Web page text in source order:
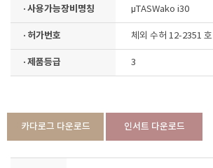
· 사용가능장비명칭 μTASWako i30
· 허가번호 체외 수허 12-2351 호
· 제품등급 3
카다로그 다운로드 인서트 다운로드